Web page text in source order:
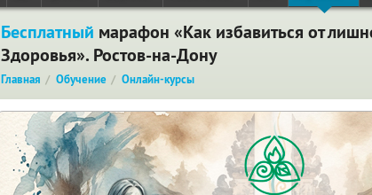
Бесплатный марафон «Как избавиться от
Здоровья». Ростов-на-Дону
Главная Обучение Онлайн-курсы